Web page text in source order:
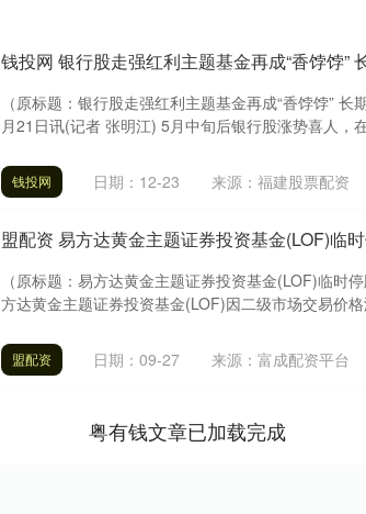
钱投网 银行股走强红利主题基金再成“香饽饽”
（原标题：银行股走强红利主题基金再成“香饽饽”
月21日讯(记者 张明江) 5月中旬后银行股涨势喜人，
钱投网 日期：12-23 来源：福建股票配资
盟配资 易方达黄金主题证券投资基金(LOF)临
（原标题：易方达黄金主题证券投资基金(LOF)临时
方达黄金主题证券投资基金(LOF)因二级市场交易价
盟配资 日期：09-27 来源：富成配资平台
粤有钱文章已加载完成